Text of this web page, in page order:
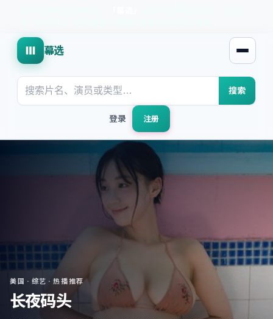
幕选
打开
搜索
登录 注册
中国大陆· 综艺· 热播推荐
寒锋证词